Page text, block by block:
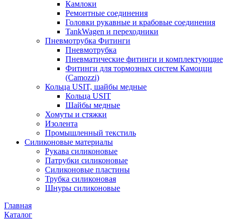
Камлоки
Ремонтные соединения
Головки рукавные и крабовые соединения
TankWagen и переходники
Пневмотрубка Фитинги
Пневмотрубка
Пневматические фитинги и комплектующие
Фитинги для тормозных систем Камоцци
(Camozzi)
Кольца USIT, шайбы медные
Кольца USIT
Шайбы медные
Хомуты и стяжки
Изолента
Промышленный текстиль
Силиконовые материалы
Рукава силиконовые
Патрубки силиконовые
Силиконовые пластины
Трубка силиконовая
Шнуры силиконовые
Главная
Каталог